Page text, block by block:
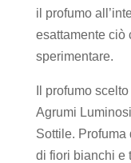
il profumo
esattamente ciò
sperimentare.
Il profumo
Agrumi
Sottile.
di fiori bianchi e